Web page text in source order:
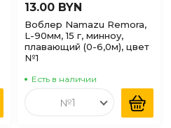
13.00 BYN
Воблер Namazu Remora,
L-90мм, 15 г, минноу,
плавающий (0-6,0м), цвет
№1
Есть в наличии
№1